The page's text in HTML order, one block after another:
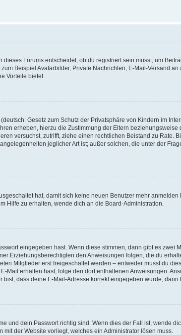
Forums entscheidet, ob du registriert sein musst, um
Beispiel Avatarbilder, Private Nachrichten, E-Mail-Versand
Vorteile bietet.
Gesetz zum Schutz der Privatsphäre von Kindern im
erheben, hierzu die Zustimmung der Eltern
versuchst, zutrifft, ziehe einen rechtlichen Beistand zu Rate.
jeglicher Art ist; außer solchen, die unter der
hat, damit sich keine neuen Benutzer mehr
Hilfe zu erhalten, wende dich an die Board-Administration.
eingegeben hast. Wenn diese stimmen, dann gibt es zwei
Erziehungsberechtigten den Anweisungen folgen, die du
Mitglieder erst freigeschaltet werden – entweder musst du
Mail erhalten hast, folge den dort enthaltenen Anweisungen.
dass deine E-Mail-Adresse korrekt eingegeben wurde, dann
und dein Passwort richtig sind. Wenn dies der Fall ist, wende
der Website vorliegt, welches ein Administrator lösen muss.